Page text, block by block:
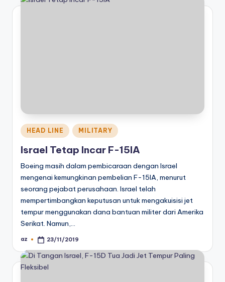
Posted
in
HEAD LINE MILITARY
Israel Tetap Incar F-15IA
Boeing masih dalam pembicaraan dengan Israel
mengenai kemungkinan pembelian F-15IA, menurut
seorang pejabat perusahaan. Israel telah
mempertimbangkan keputusan untuk mengakuisisi jet
tempur menggunakan dana bantuan militer dari Amerika
Serikat. Namun,…
Posted
az 23/11/2019